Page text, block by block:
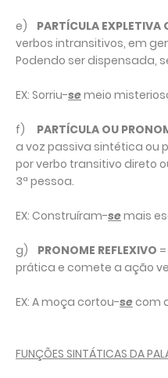
e) PARTÍCULA EXPLETIVA
verbos intransitivos, em
Podendo ser dispensada,
EX: Sorriu-semeio
f) PARTÍCULA OU
a voz passiva sintética ou
por verbo transitivo direto
3ª pessoa.
EX: Construíram-semais
g) PRONOME REFLEXIVO
prática e comete a ação
EX: A moça cortou-secom
FUNÇÕES SINTÁTICAS DA